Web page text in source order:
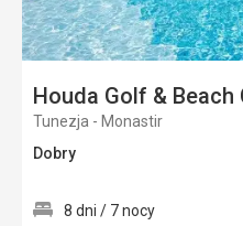
Houda Golf & Beach
Tunezja - Monastir
Dobry
8 dni / 7 nocy